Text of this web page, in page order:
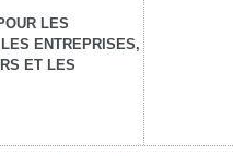
LES
ENTREPRISES,
ET LES